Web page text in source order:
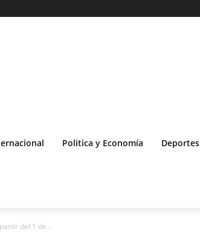
Politica y Economía Deportes
del 1 de...